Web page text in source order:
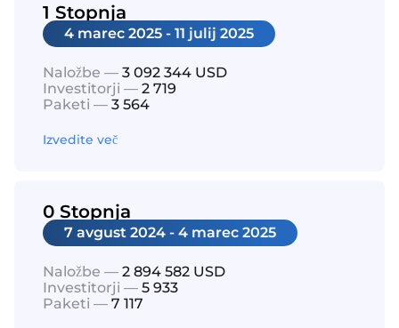
1 Stopnja
4 marec 2025 - 11 julij 2025
Naložbe — 3 092 344 USD
Investitorji — 2 719
Paketi — 3 564
Izvedite več
0 Stopnja
7 avgust 2024 - 4 marec 2025
Naložbe — 2 894 582 USD
Investitorji — 5 933
Paketi — 7 117